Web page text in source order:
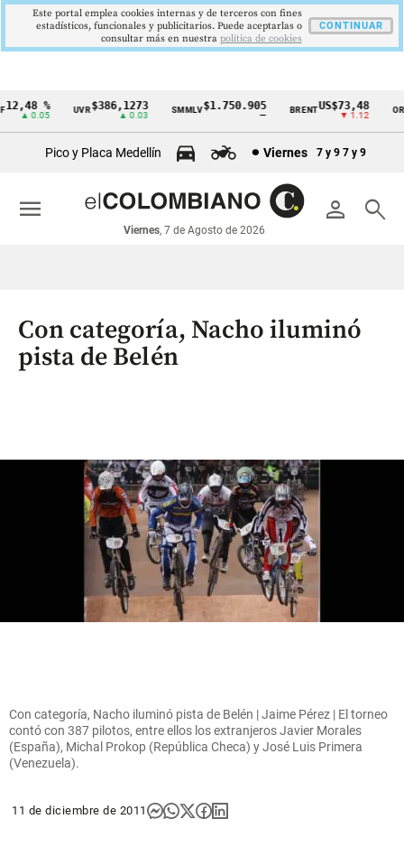
Cintillo
económicos
Colombia
%
▲ 0.05
UVR$386,1273
▲ 0.03
SMMLV$1.750.905 BRENTUS$73,48
▼ 1.12
ORO
Pico y Placa Medellín Viernes 7 y 9 7 y 9
person search
Viernes, 7 de Agosto de 2026
menu
Con categoría, Nacho iluminó
pista de Belén
Con categoría, Nacho iluminó pista de Belén | Jaime Pérez | El torneo
contó con 387 pilotos, entre ellos los extranjeros Javier Morales
(España), Michal Prokop (República Checa) y José Luis Primera
(Venezuela).
11 de diciembre de 2011
Este portal emplea cookies internas y de terceros con fines
estadísticos, funcionales y publicitarios. Puede aceptarlas o
consultar más en nuestra politica de cookies
CONTINUAR